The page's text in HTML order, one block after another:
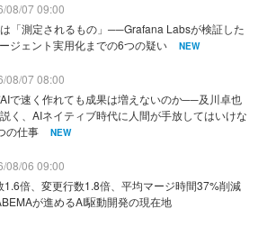
08/07 09:00
「測定されるもの」──Grafana Labsが検証した
ジェント実用化までの6つの疑い
NEW
08/07 08:00
で速く作れても成果は増えないのか──及川卓也
く、AIネイティブ時代に人間が手放してはいけな
の仕事
NEW
08/06 09:00
1.6倍、変更行数1.8倍、平均マージ時間37%削減
が進めるAI駆動開発の現在地